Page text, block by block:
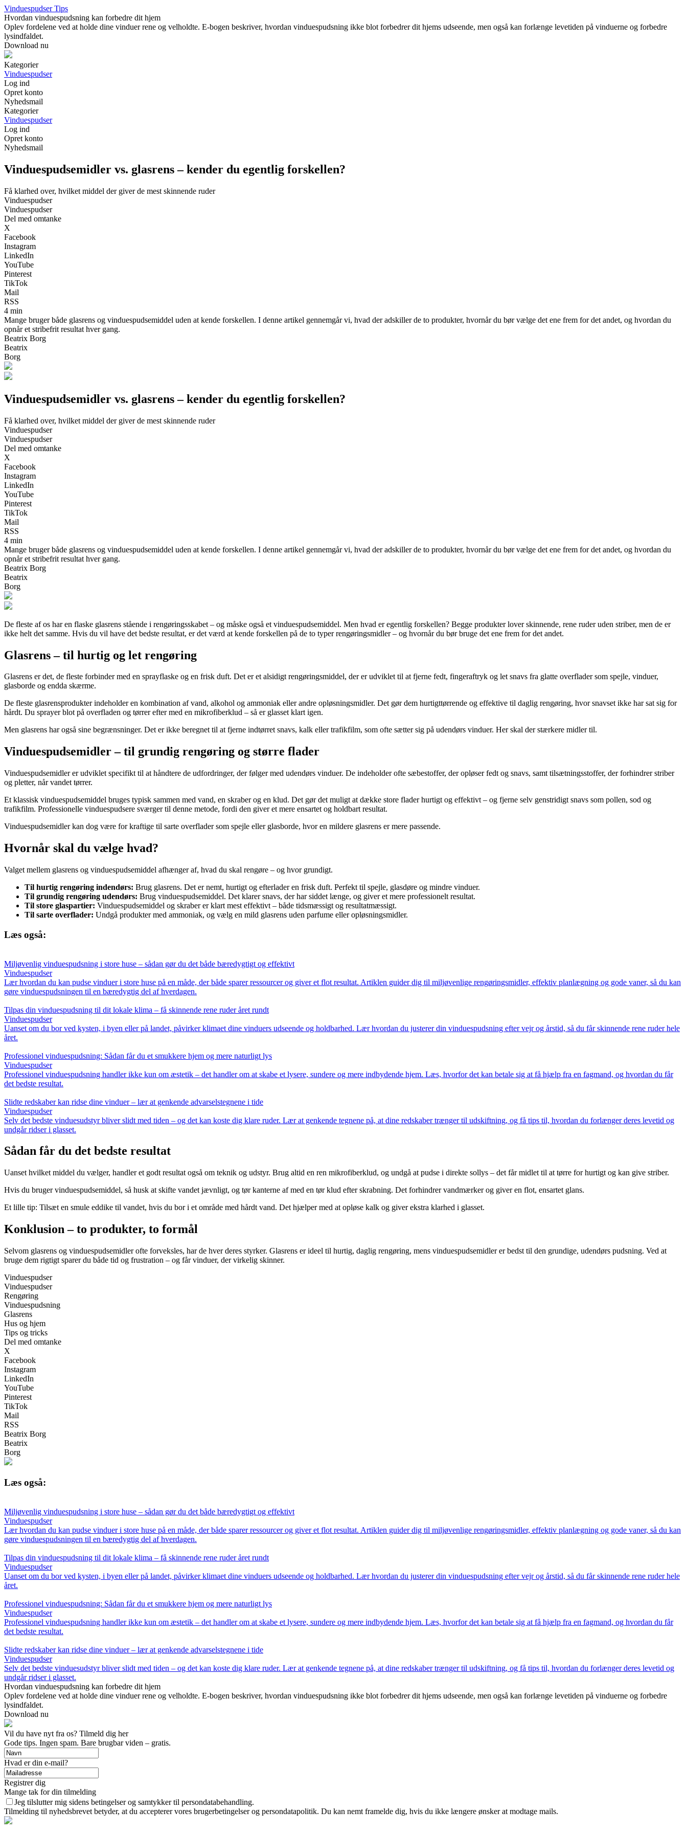
Vinduespudser Tips
Hvordan vinduespudsning kan forbedre dit hjem
Oplev fordelene ved at holde dine vinduer rene og velholdte. E-bogen beskriver, hvordan vinduespudsning ikke blot forbedrer dit hjems udseende, men også kan forlænge levetiden på vinduerne og forbedre
lysindfaldet.
Download nu
Kategorier
Vinduespudser
Log ind
Opret konto
Nyhedsmail
Kategorier
Vinduespudser
Log ind
Opret konto
Nyhedsmail
Vinduespudsemidler vs. glasrens – kender du egentlig forskellen?
Få klarhed over, hvilket middel der giver de mest skinnende ruder
Vinduespudser
Vinduespudser
Del med omtanke
X
Facebook
Instagram
LinkedIn
YouTube
Pinterest
TikTok
Mail
RSS
4 min
Mange bruger både glasrens og vinduespudsemiddel uden at kende forskellen. I denne artikel gennemgår vi, hvad der adskiller de to produkter, hvornår du bør vælge det ene frem for det andet, og hvordan du
opnår et stribefrit resultat hver gang.
Beatrix Borg
Beatrix
Borg
Vinduespudsemidler vs. glasrens – kender du egentlig forskellen?
Få klarhed over, hvilket middel der giver de mest skinnende ruder
Vinduespudser
Vinduespudser
Del med omtanke
X
Facebook
Instagram
LinkedIn
YouTube
Pinterest
TikTok
Mail
RSS
4 min
Mange bruger både glasrens og vinduespudsemiddel uden at kende forskellen. I denne artikel gennemgår vi, hvad der adskiller de to produkter, hvornår du bør vælge det ene frem for det andet, og hvordan du
opnår et stribefrit resultat hver gang.
Beatrix Borg
Beatrix
Borg
De fleste af os har en flaske glasrens stående i rengøringsskabet – og måske også et vinduespudsemiddel. Men hvad er egentlig forskellen? Begge produkter lover skinnende, rene ruder uden striber, men de er
ikke helt det samme. Hvis du vil have det bedste resultat, er det værd at kende forskellen på de to typer rengøringsmidler – og hvornår du bør bruge det ene frem for det andet.
Glasrens – til hurtig og let rengøring
Glasrens er det, de fleste forbinder med en sprayflaske og en frisk duft. Det er et alsidigt rengøringsmiddel, der er udviklet til at fjerne fedt, fingeraftryk og let snavs fra glatte overflader som spejle, vinduer,
glasborde og endda skærme.
De fleste glasrensprodukter indeholder en kombination af vand, alkohol og ammoniak eller andre opløsningsmidler. Det gør dem hurtigttørrende og effektive til daglig rengøring, hvor snavset ikke har sat sig for
hårdt. Du sprayer blot på overfladen og tørrer efter med en mikrofiberklud – så er glasset klart igen.
Men glasrens har også sine begrænsninger. Det er ikke beregnet til at fjerne indtørret snavs, kalk eller trafikfilm, som ofte sætter sig på udendørs vinduer. Her skal der stærkere midler til.
Vinduespudsemidler – til grundig rengøring og større flader
Vinduespudsemidler er udviklet specifikt til at håndtere de udfordringer, der følger med udendørs vinduer. De indeholder ofte sæbestoffer, der opløser fedt og snavs, samt tilsætningsstoffer, der forhindrer striber
og pletter, når vandet tørrer.
Et klassisk vinduespudsemiddel bruges typisk sammen med vand, en skraber og en klud. Det gør det muligt at dække store flader hurtigt og effektivt – og fjerne selv genstridigt snavs som pollen, sod og
trafikfilm. Professionelle vinduespudsere sværger til denne metode, fordi den giver et mere ensartet og holdbart resultat.
Vinduespudsemidler kan dog være for kraftige til sarte overflader som spejle eller glasborde, hvor en mildere glasrens er mere passende.
Hvornår skal du vælge hvad?
Valget mellem glasrens og vinduespudsemiddel afhænger af, hvad du skal rengøre – og hvor grundigt.
Til hurtig rengøring indendørs: Brug glasrens. Det er nemt, hurtigt og efterlader en frisk duft. Perfekt til spejle, glasdøre og mindre vinduer.
Til grundig rengøring udendørs: Brug vinduespudsemiddel. Det klarer snavs, der har siddet længe, og giver et mere professionelt resultat.
Til store glaspartier: Vinduespudsemiddel og skraber er klart mest effektivt – både tidsmæssigt og resultatmæssigt.
Til sarte overflader: Undgå produkter med ammoniak, og vælg en mild glasrens uden parfume eller opløsningsmidler.
Læs også:
Miljøvenlig vinduespudsning i store huse – sådan gør du det både bæredygtigt og effektivt
Vinduespudser
Lær hvordan du kan pudse vinduer i store huse på en måde, der både sparer ressourcer og giver et flot resultat. Artiklen guider dig til miljøvenlige rengøringsmidler, effektiv planlægning og gode vaner, så du kan
gøre vinduespudsningen til en bæredygtig del af hverdagen.
Tilpas din vinduespudsning til dit lokale klima – få skinnende rene ruder året rundt
Vinduespudser
Uanset om du bor ved kysten, i byen eller på landet, påvirker klimaet dine vinduers udseende og holdbarhed. Lær hvordan du justerer din vinduespudsning efter vejr og årstid, så du får skinnende rene ruder hele
året.
Professionel vinduespudsning: Sådan får du et smukkere hjem og mere naturligt lys
Vinduespudser
Professionel vinduespudsning handler ikke kun om æstetik – det handler om at skabe et lysere, sundere og mere indbydende hjem. Læs, hvorfor det kan betale sig at få hjælp fra en fagmand, og hvordan du får
det bedste resultat.
Slidte redskaber kan ridse dine vinduer – lær at genkende advarselstegnene i tide
Vinduespudser
Selv det bedste vinduesudstyr bliver slidt med tiden – og det kan koste dig klare ruder. Lær at genkende tegnene på, at dine redskaber trænger til udskiftning, og få tips til, hvordan du forlænger deres levetid og
undgår ridser i glasset.
Sådan får du det bedste resultat
Uanset hvilket middel du vælger, handler et godt resultat også om teknik og udstyr. Brug altid en ren mikrofiberklud, og undgå at pudse i direkte sollys – det får midlet til at tørre for hurtigt og kan give striber.
Hvis du bruger vinduespudsemiddel, så husk at skifte vandet jævnligt, og tør kanterne af med en tør klud efter skrabning. Det forhindrer vandmærker og giver en flot, ensartet glans.
Et lille tip: Tilsæt en smule eddike til vandet, hvis du bor i et område med hårdt vand. Det hjælper med at opløse kalk og giver ekstra klarhed i glasset.
Konklusion – to produkter, to formål
Selvom glasrens og vinduespudsemidler ofte forveksles, har de hver deres styrker. Glasrens er ideel til hurtig, daglig rengøring, mens vinduespudsemidler er bedst til den grundige, udendørs pudsning. Ved at
bruge dem rigtigt sparer du både tid og frustration – og får vinduer, der virkelig skinner.
Vinduespudser
Vinduespudser
Rengøring
Vinduespudsning
Glasrens
Hus og hjem
Tips og tricks
Del med omtanke
X
Facebook
Instagram
LinkedIn
YouTube
Pinterest
TikTok
Mail
RSS
Beatrix Borg
Beatrix
Borg
Læs også:
Miljøvenlig vinduespudsning i store huse – sådan gør du det både bæredygtigt og effektivt
Vinduespudser
Lær hvordan du kan pudse vinduer i store huse på en måde, der både sparer ressourcer og giver et flot resultat. Artiklen guider dig til miljøvenlige rengøringsmidler, effektiv planlægning og gode vaner, så du kan
gøre vinduespudsningen til en bæredygtig del af hverdagen.
Tilpas din vinduespudsning til dit lokale klima – få skinnende rene ruder året rundt
Vinduespudser
Uanset om du bor ved kysten, i byen eller på landet, påvirker klimaet dine vinduers udseende og holdbarhed. Lær hvordan du justerer din vinduespudsning efter vejr og årstid, så du får skinnende rene ruder hele
året.
Professionel vinduespudsning: Sådan får du et smukkere hjem og mere naturligt lys
Vinduespudser
Professionel vinduespudsning handler ikke kun om æstetik – det handler om at skabe et lysere, sundere og mere indbydende hjem. Læs, hvorfor det kan betale sig at få hjælp fra en fagmand, og hvordan du får
det bedste resultat.
Slidte redskaber kan ridse dine vinduer – lær at genkende advarselstegnene i tide
Vinduespudser
Selv det bedste vinduesudstyr bliver slidt med tiden – og det kan koste dig klare ruder. Lær at genkende tegnene på, at dine redskaber trænger til udskiftning, og få tips til, hvordan du forlænger deres levetid og
undgår ridser i glasset.
Hvordan vinduespudsning kan forbedre dit hjem
Oplev fordelene ved at holde dine vinduer rene og velholdte. E-bogen beskriver, hvordan vinduespudsning ikke blot forbedrer dit hjems udseende, men også kan forlænge levetiden på vinduerne og forbedre
lysindfaldet.
Download nu
Vil du have nyt fra os? Tilmeld dig her
Gode tips. Ingen spam. Bare brugbar viden – gratis.
Hvad er din e-mail?
Registrer dig
Mange tak for din tilmelding
Jeg tilslutter mig sidens betingelser og samtykker til persondatabehandling.
Tilmelding til nyhedsbrevet betyder, at du accepterer vores brugerbetingelser og persondatapolitik. Du kan nemt framelde dig, hvis du ikke længere ønsker at modtage mails.